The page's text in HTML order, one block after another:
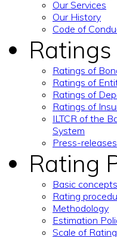
Our Services
Our History
Code of
Ratings
Ratings of
Ratings of
Ratings of
Ratings of
ILTCR of the
System
Press-releases
Rating
Basic concepts
Rating
Methodology
Estimation
Scale of Rating